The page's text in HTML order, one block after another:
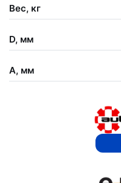
Вес, кг
D, мм
A, мм